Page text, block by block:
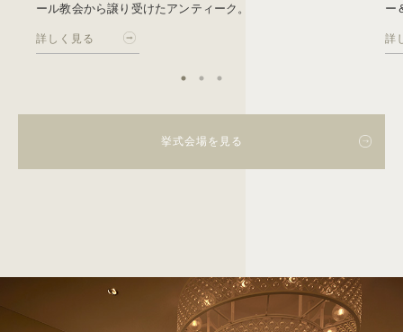
ール教会から譲り受けたアンティーク。
詳しく見る
ー
詳
挙式会場を見る